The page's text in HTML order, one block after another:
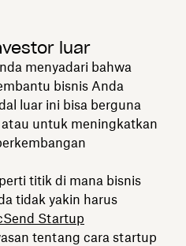
luar
menyadari bahwa
bisnis Anda
luar ini bisa berguna
untuk meningkatkan
titik di mana bisnis
tidak yakin harus
Startup
tentang cara startup